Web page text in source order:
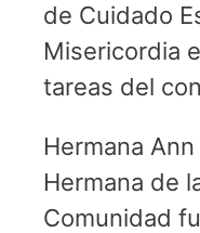
de Cuidado
Misericordia
tareas del
Hermana
Hermana de
Comunidad